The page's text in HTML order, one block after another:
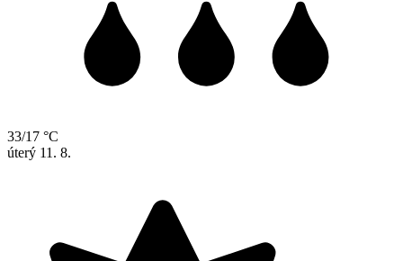
33/17 °C
úterý 11. 8.